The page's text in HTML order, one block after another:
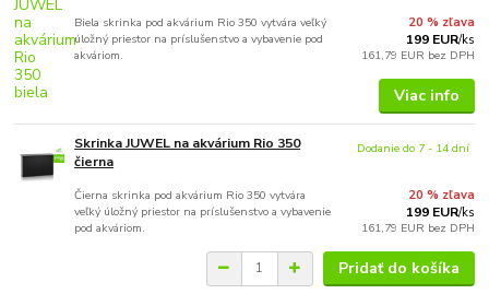
Biela skrinka pod akvárium Rio 350 vytvára veľký
úložný priestor na príslušenstvo a vybavenie pod
akváriom.
20 % zľava
199 EUR/ks
161,79 EUR bez DPH
Viac info
Skrinka JUWEL na akvárium Rio 350
čierna
Čierna skrinka pod akvárium Rio 350 vytvára
veľký úložný priestor na príslušenstvo a vybavenie
pod akváriom.
20 % zľava
199 EUR/ks
161,79 EUR bez DPH
Dodanie do 7 - 14 dní
Pridať do košíka